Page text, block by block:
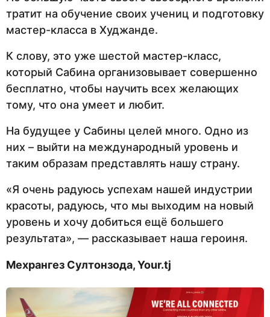
тратит на обучение своих учениц и подготовку
мастер-класса в Худжанде.
К слову, это уже шестой мастер-класс,
который Сабина организовывает совершенно
бесплатно, чтобы научить всех желающих
тому, что она умеет и любит.
На будущее у Сабины целей много. Одно из
них – выйти на международный уровень и
таким образам представлять нашу страну.
«Я очень радуюсь успехам нашей индустрии
красоты, радуюсь, что мы выходим на новый
уровень и хочу добиться ещё большего
результата», — рассказывает наша героиня.
Мехрангез Султонзода,Your.tj